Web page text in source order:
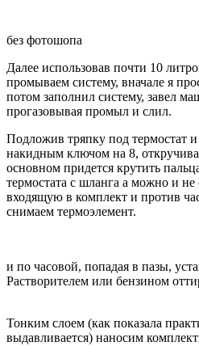
без фотошопа
Далее использовав почти 10
промываем систему, вначале я
потом заполнил систему, завел
прогазовывая промыл и слил.
Подложив тряпку под термостат
накидным ключом на 8,
основном придется крутить
термостата с шланга а можно и
входящую в комплект и против
снимаем термоэлемент.
и по часовой, попадая в пазы,
Растворителем или бензином
Тонким слоем (как показала
выдавливается) наносим